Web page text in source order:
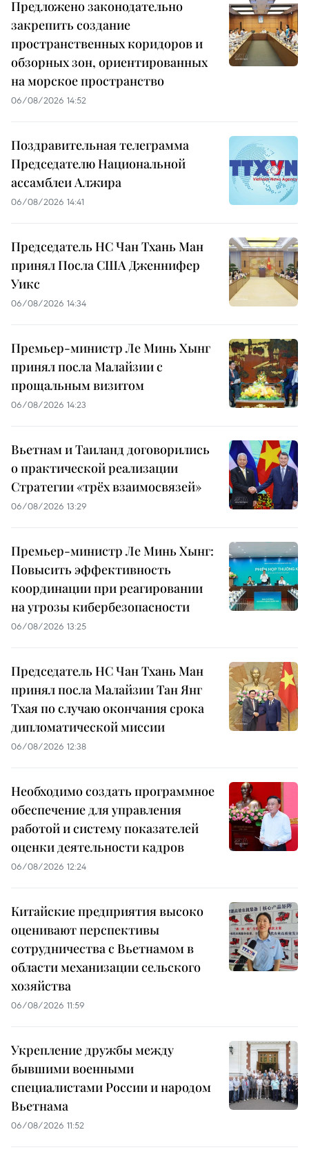
Предложено законодательно
закрепить создание
пространственных коридоров и
обзорных зон, ориентированных
на морское пространство
06/08/2026 14:52
Поздравительная телеграмма
Председателю Национальной
ассамблеи Алжира
06/08/2026 14:41
Председатель НС Чан Тхань Ман
принял Посла США Дженнифер
Уикс
06/08/2026 14:34
Премьер-министр Ле Минь Хынг
принял посла Малайзии с
прощальным визитом
06/08/2026 14:23
Вьетнам и Таиланд договорились
о практической реализации
Стратегии «трёх взаимосвязей»
06/08/2026 13:29
Премьер-министр Ле Минь Хынг:
Повысить эффективность
координации при реагировании
на угрозы кибербезопасности
06/08/2026 13:25
Председатель НС Чан Тхань Ман
принял посла Малайзии Тан Янг
Тхая по случаю окончания срока
дипломатической миссии
06/08/2026 12:38
Необходимо создать программное
обеспечение для управления
работой и систему показателей
оценки деятельности кадров
06/08/2026 12:24
Китайские предприятия высоко
оценивают перспективы
сотрудничества с Вьетнамом в
области механизации сельского
хозяйства
06/08/2026 11:59
Укрепление дружбы между
бывшими военными
специалистами России и народом
Вьетнама
06/08/2026 11:52